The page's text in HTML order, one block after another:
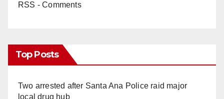
RSS - Comments
Top Posts
Two arrested after Santa Ana Police raid major
local drug hub